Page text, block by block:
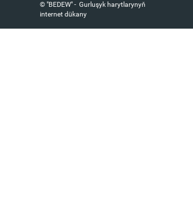
© "BEDEW" - Gurluşyk harytlarynyň
internet dükany